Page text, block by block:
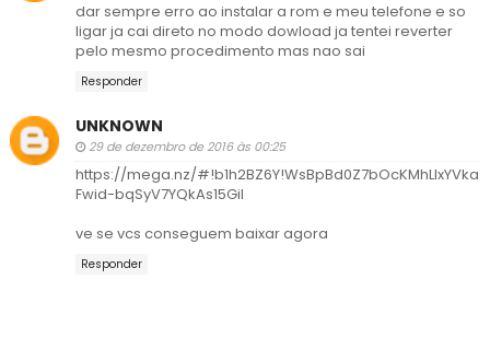
dar sempre erro ao instalar a rom e meu telefone e so
ligar ja cai direto no modo dowload ja tentei reverter
pelo mesmo procedimento mas nao sai
Responder
UNKNOWN
29 de dezembro de 2016 às 00:25
https://mega.nz/#!b1h2BZ6Y!WsBpBd0Z7bOcKMhLlxYVka
Fwid-bqSyV7YQkAs15GiI
ve se vcs conseguem baixar agora
Responder